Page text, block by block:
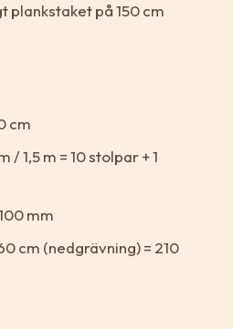
plankstaket på 150 cm
cm
/ 1,5 m = 10 stolpar + 1
mm
cm (nedgrävning) = 210